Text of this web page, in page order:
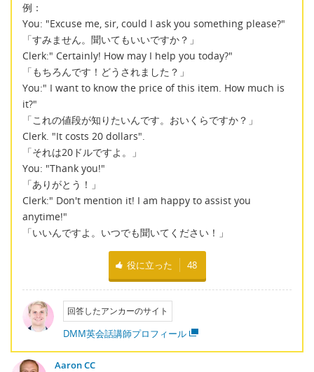
例：
You: "Excuse me, sir, could I ask you something please?"
「すみません。聞いてもいいですか？」
Clerk:" Certainly! How may I help you today?"
「もちろんです！どうされました？」
You:" I want to know the price of this item. How much is
it?"
「これの値段が知りたいんです。おいくらですか？」
Clerk. "It costs 20 dollars".
「それは20ドルですよ。」
You: "Thank you!"
「ありがとう！」
Clerk:" Don't mention it! I am happy to assist you
anytime!"
「いいんですよ。いつでも聞いてください！」
役に立った 48
回答したアンカーのサイト
DMM英会話講師プロフィール
Aaron CC